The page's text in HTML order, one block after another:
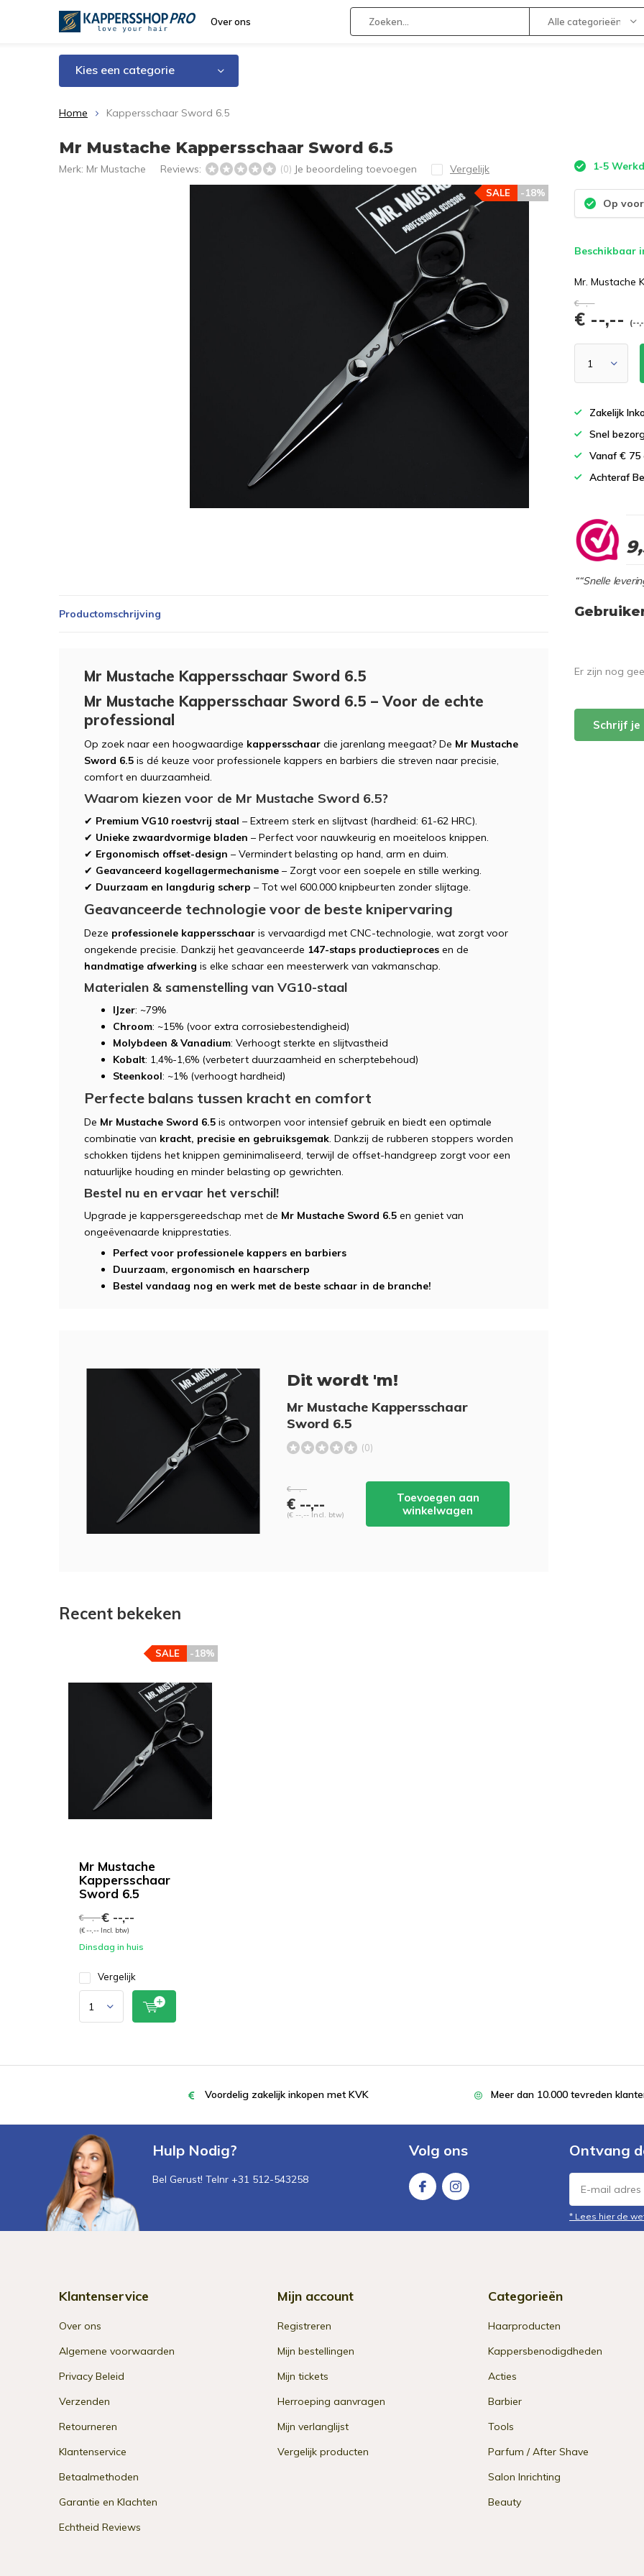
Over ons Alle categorieën
Kies een categorie
Home Kappersschaar Sword 6.5
Mr Mustache Kappersschaar Sword 6.5
Merk: Mr Mustache Reviews: (0) Je beoordeling toevoegen Vergelijk
-18%
SALE
1-5
Op
Beschikbaar
Mr. Mustache
€--,--
€ --,-- (--
Zakelijk
Snel
Vanaf €
Achteraf
““Snelle
Productomschrijving
Mr Mustache Kappersschaar Sword 6.5
Mr Mustache Kappersschaar Sword 6.5 – Voor de echte
professional
Op zoek naar een hoogwaardige kappersschaar die jarenlang meegaat? De Mr Mustache
Sword 6.5 is dé keuze voor professionele kappers en barbiers die streven naar precisie,
comfort en duurzaamheid.
Waarom kiezen voor de Mr Mustache Sword 6.5?
✔ Premium VG10 roestvrij staal – Extreem sterk en slijtvast (hardheid: 61-62 HRC).
✔ Unieke zwaardvormige bladen – Perfect voor nauwkeurig en moeiteloos knippen.
✔ Ergonomisch offset-design – Vermindert belasting op hand, arm en duim.
✔ Geavanceerd kogellagermechanisme – Zorgt voor een soepele en stille werking.
✔ Duurzaam en langdurig scherp – Tot wel 600.000 knipbeurten zonder slijtage.
Geavanceerde technologie voor de beste knipervaring
Deze professionele kappersschaar is vervaardigd met CNC-technologie, wat zorgt voor
ongekende precisie. Dankzij het geavanceerde 147-staps productieproces en de
handmatige afwerking is elke schaar een meesterwerk van vakmanschap.
Materialen & samenstelling van VG10-staal
IJzer: ~79%
Chroom: ~15% (voor extra corrosiebestendigheid)
Molybdeen & Vanadium: Verhoogt sterkte en slijtvastheid
Kobalt: 1,4%-1,6% (verbetert duurzaamheid en scherptebehoud)
Steenkool: ~1% (verhoogt hardheid)
Perfecte balans tussen kracht en comfort
De Mr Mustache Sword 6.5 is ontworpen voor intensief gebruik en biedt een optimale
combinatie van kracht, precisie en gebruiksgemak. Dankzij de rubberen stoppers worden
schokken tijdens het knippen geminimaliseerd, terwijl de offset-handgreep zorgt voor een
natuurlijke houding en minder belasting op gewrichten.
Bestel nu en ervaar het verschil!
Upgrade je kappersgereedschap met de Mr Mustache Sword 6.5 en geniet van
ongeëvenaarde knipprestaties.
Perfect voor professionele kappers en barbiers
Duurzaam, ergonomisch en haarscherp
Bestel vandaag nog en werk met de beste schaar in de branche!
Dit wordt 'm!
Mr Mustache Kappersschaar
Sword 6.5
(0)
€ --,--
€ --,--
(€ --,-- Incl. btw)
Toevoegen aan
winkelwagen
Er zijn nog
Schrijf
Recent bekeken
Mr Mustache
Kappersschaar
Sword 6.5
-18%
SALE
€ --,--€ --,--
(€ --,-- Incl. btw)
Dinsdag in huis
Vergelijk
Voordelig zakelijk inkopen met KVK Meer dan 10.000 tevreden
Hulp Nodig?
Bel Gerust! Telnr +31 512-543258
Volg ons Ontvang
* Lees hier de
Klantenservice
Over ons
Algemene voorwaarden
Privacy Beleid
Verzenden
Retourneren
Klantenservice
Betaalmethoden
Garantie en Klachten
Echtheid Reviews
Mijn account
Registreren
Mijn bestellingen
Mijn tickets
Herroeping aanvragen
Mijn verlanglijst
Vergelijk producten
Categorieën
Haarproducten
Kappersbenodigdheden
Acties
Barbier
Tools
Parfum / After Shave
Salon Inrichting
Beauty